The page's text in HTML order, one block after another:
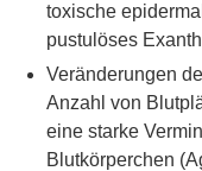
toxische
pustulöses
Veränderungen
Anzahl von
eine starke
Blutkörperchen